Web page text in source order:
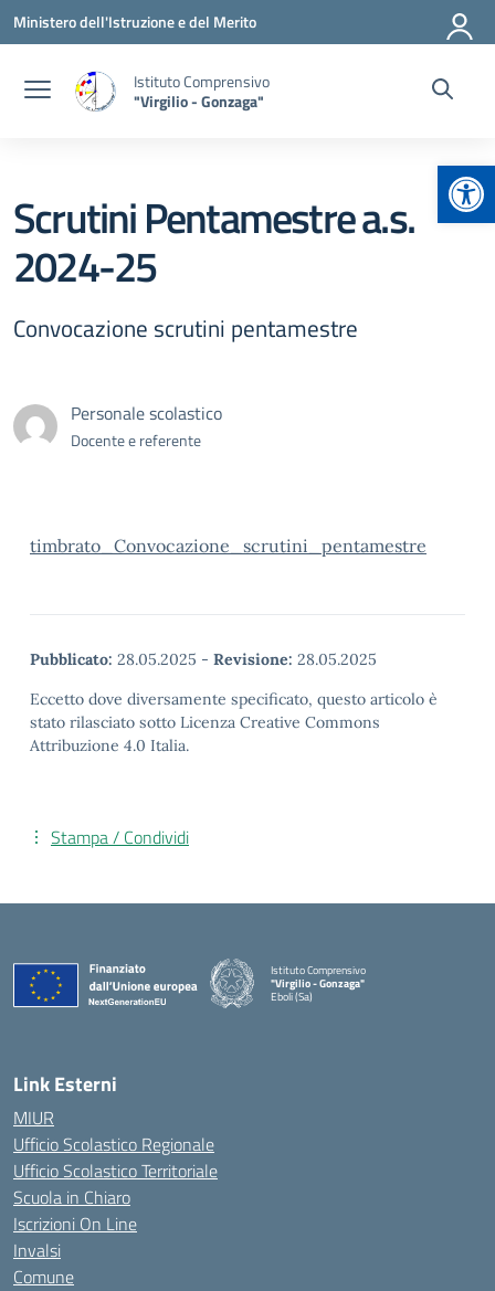
Vai ai contenuti
Vai al menu di navigazione
Vai al footer
Ministero dell'Istruzione e del Merito
Istituto Comprensivo
"Virgilio - Gonzaga"
Scrutini Pentamestre a.s.
2024-25
Convocazione scrutini pentamestre
Personale scolastico
Docente e referente
timbrato_Convocazione_scrutini_pentamestre
Pubblicato: 28.05.2025 - Revisione: 28.05.2025
Eccetto dove diversamente specificato, questo articolo è
stato rilasciato sotto Licenza Creative Commons
Attribuzione 4.0 Italia.
Stampa / Condividi
Istituto Comprensivo
"Virgilio - Gonzaga"
Eboli (Sa)
Link Esterni
MIUR
Ufficio Scolastico Regionale
Ufficio Scolastico Territoriale
Scuola in Chiaro
Iscrizioni On Line
Invalsi
Comune